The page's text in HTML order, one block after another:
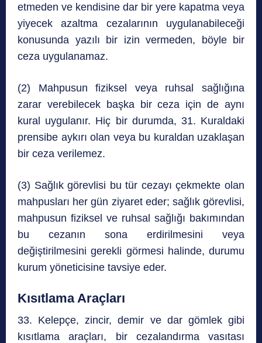
etmeden ve kendisine dar bir yere kapatma veya
yiyecek azaltma cezalarının uygulanabileceği
konusunda yazılı bir izin vermeden, böyle bir
ceza uygulanamaz.
(2) Mahpusun fiziksel veya ruhsal sağlığına
zarar verebilecek başka bir ceza için de aynı
kural uygulanır. Hiç bir durumda, 31. Kuraldaki
prensibe aykırı olan veya bu kuraldan uzaklaşan
bir ceza verilemez.
(3) Sağlık görevlisi bu tür cezayı çekmekte olan
mahpusları her gün ziyaret eder; sağlık görevlisi,
mahpusun fiziksel ve ruhsal sağlığı bakımından
bu cezanın sona erdirilmesini veya
değiştirilmesini gerekli görmesi halinde, durumu
kurum yöneticisine tavsiye eder.
Kısıtlama Araçları
33. Kelepçe, zincir, demir ve dar gömlek gibi
kısıtlama araçları, bir cezalandırma vasıtası